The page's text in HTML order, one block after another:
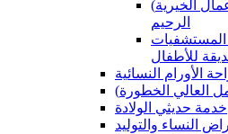
(فتح متجر الاعمال الخيرية )فتح متجر اليد
الرحيم
المستشفيات
للأطفال
الأورام النسائية
خدمة حديثي الولادة
النساء والتوليد